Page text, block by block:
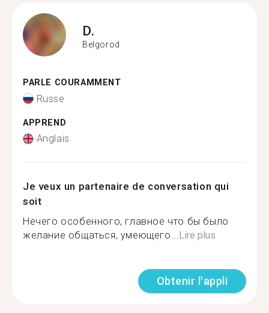
D.
Belgorod
PARLE COURAMMENT
Russe
APPREND
Anglais
Je veux un partenaire de conversation qui
soit
Нечего особенного, главное что бы было
желание общаться, умеющего...Lire plus
Obtenir l'appli